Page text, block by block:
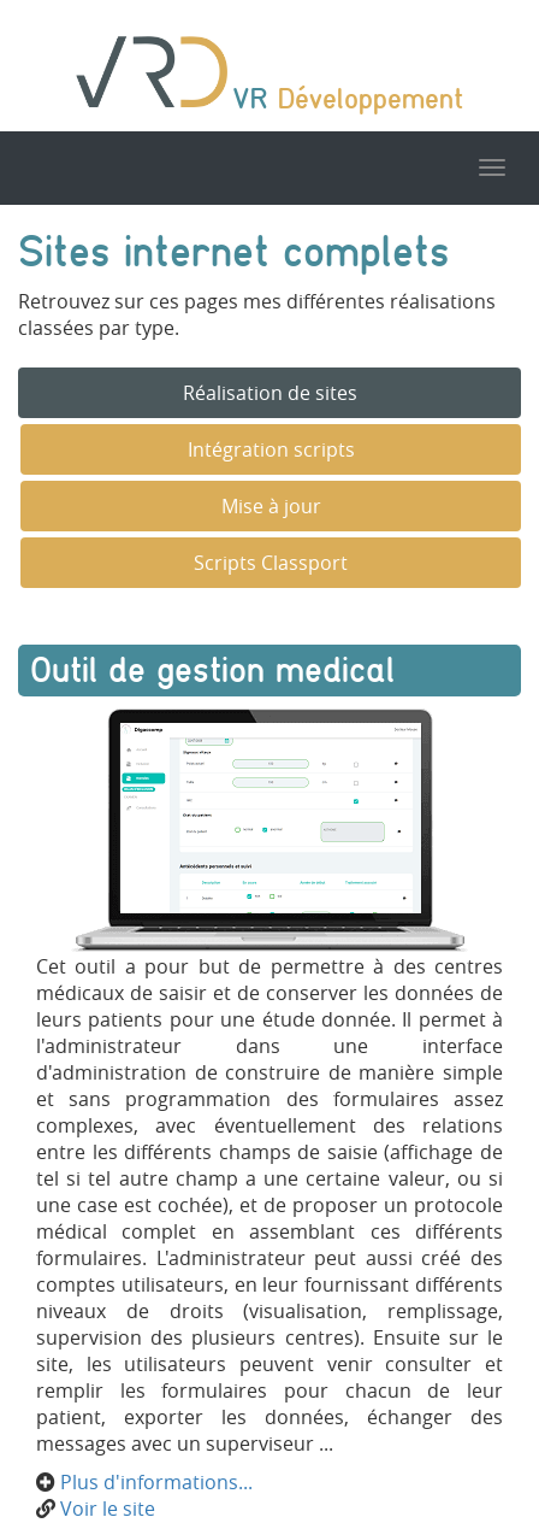
VR Développement
Sites internet complets
Retrouvez sur ces pages mes différentes réalisations
classées par type.
Réalisation de sites
Intégration scripts
Mise à jour
Scripts Classport
Outil de gestion medical
Cet outil a pour but de permettre à des centres
médicaux de saisir et de conserver les données de
leurs patients pour une étude donnée. Il permet à
l'administrateur dans une interface
d'administration de construire de manière simple
et sans programmation des formulaires assez
complexes, avec éventuellement des relations
entre les différents champs de saisie (affichage de
tel si tel autre champ a une certaine valeur, ou si
une case est cochée), et de proposer un protocole
médical complet en assemblant ces différents
formulaires. L'administrateur peut aussi créé des
comptes utilisateurs, en leur fournissant différents
niveaux de droits (visualisation, remplissage,
supervision des plusieurs centres). Ensuite sur le
site, les utilisateurs peuvent venir consulter et
remplir les formulaires pour chacun de leur
patient, exporter les données, échanger des
messages avec un superviseur ...
Plus d'informations...
Voir le site